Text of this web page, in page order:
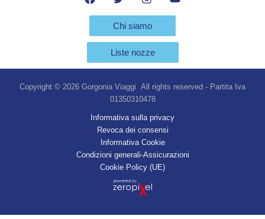
Chi siamo
Liste nozze
Copyright © 2026 Gorgonia Viaggi All rights reserved - Partita Iva
01350310478
Informativa sulla privacy
Revoca dei consensi
Informativa Cookie
Condizioni generali-Assicurazioni
Cookie Policy (UE)